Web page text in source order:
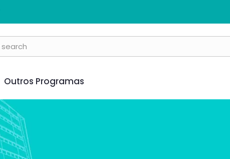
Outros Programas